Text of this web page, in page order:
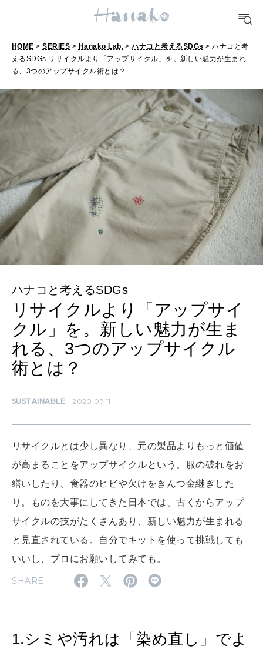
FOOD
TRAVEL
FORTUNE
明日のわたし
[12星座別] Weekly Holoscope
[12星座別] Monthly Love Holoscope
女神まり愛のタロットメッセージ
算命学がわかる今月のあなた
HEALTH
自分にやさしく
MAMA
ママもいろいろ
CULTURE
WORK&MONEY
いい人生って？
MAGAZINE
特集
2026年9月号「北海道 おいしく遊ぶ、夏のご褒美旅。」
2026年7月号「鎌倉 ローカルが 教えてくれた 本当の歩き方。」
MAGAZINE MOOK
HOME >SERIES > Hanako Lab. >ハナコと考えるSDGs > ハナコと考
えるSDGs リサイクルより「アップサイクル」を。新しい魅力が生まれ
る、3つのアップサイクル術とは？
ハナコと考えるSDGs
リサイクルより「アップサイ
クル」を。新しい魅力が生ま
れる、3つのアップサイクル
術とは？
SUSTAINABLE 2020.07.11
リサイクルとは少し異なり、元の製品よりもっと価値
が高まることをアップサイクルという。服の破れをお
繕いしたり、食器のヒビや欠けをきんつ金継ぎした
り。ものを大事にしてきた日本では、古くからアップ
サイクルの技がたくさんあり、新しい魅力が生まれる
と見直されている。自分でキットを使って挑戦しても
いいし、プロにお願いしてみても。
SHARE
1.シミや汚れは「染め直し」でよ